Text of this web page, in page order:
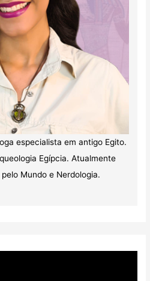
especialista em antigo Egito.
Egípcia. Atualmente
Mundo e Nerdologia.